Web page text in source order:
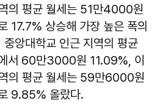
의 평균 월세는 51만4000원
17.7% 상승해 가장 높은 폭의
앙대학교 인근 지역의 평균
서 60만3000원 11.09%, 이
의 평균 월세는 59만6000원
9.85% 올랐다.